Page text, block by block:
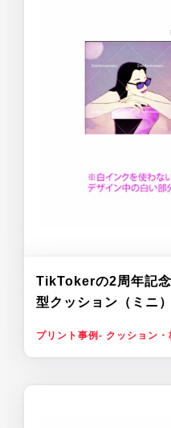
TikTokerの2周年記
型クッション（ミニ）
プリント事例- クッション・